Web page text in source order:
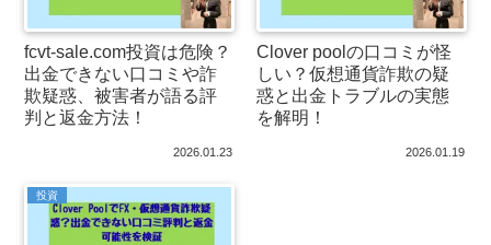
fcvt-sale.com投資は危険？
出金できない口コミや詐
欺疑惑、被害者が語る評
判と返金方法！
2026.01.23
Clover poolの口コミが怪
しい？仮想通貨詐欺の疑
惑と出金トラブルの実態
を解明！
2026.01.19
投資